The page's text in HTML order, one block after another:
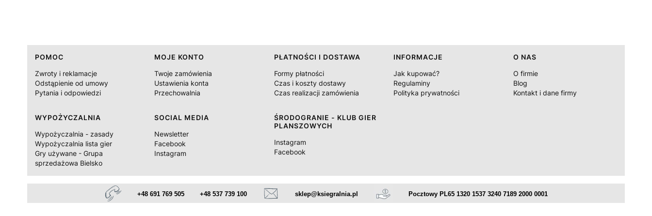
Linki w stopce
POMOC
Zwroty i reklamacje
Odstąpienie od umowy
Pytania i odpowiedzi
MOJE KONTO
Twoje zamówienia
Ustawienia konta
Przechowalnia
PŁATNOŚCI I DOSTAWA
Formy płatności
Czas i koszty dostawy
Czas realizacji zamówienia
INFORMACJE
Jak kupować?
Regulaminy
Polityka prywatności
O NAS
O firmie
Blog
Kontakt i dane firmy
WYPOŻYCZALNIA
Wypożyczalnia - zasady
Wypożyczalnia lista gier
Gry używane - Grupa
sprzedażowa Bielsko
SOCIAL MEDIA
Newsletter
Facebook
Instagram
ŚRODOGRANIE - KLUB GIER
PLANSZOWYCH
Instagram
Facebook
+48 691 769 505 +48 537 739 100 sklep@ksiegralnia.pl Pocztowy PL65 1320 1537 3240 7189 2000 0001